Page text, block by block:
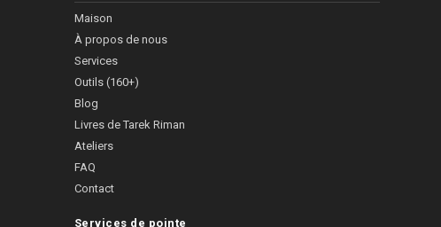
Maison
À propos de nous
Services
Outils (160+)
Blog
Livres de Tarek Riman
Ateliers
FAQ
Contact
Services de pointe